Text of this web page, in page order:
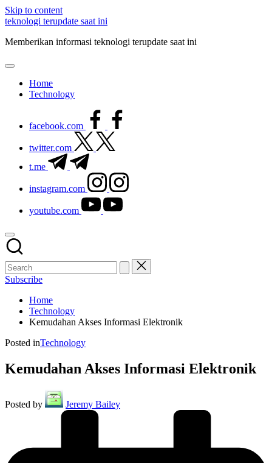
Skip to content
teknologi terupdate saat ini
Memberikan informasi teknologi terupdate saat ini
Home
Technology
facebook.com
twitter.com
t.me
instagram.com
youtube.com
Subscribe
Home
Technology
Kemudahan Akses Informasi Elektronik
Posted inTechnology
Kemudahan Akses Informasi Elektronik
Posted by Jeremy Bailey